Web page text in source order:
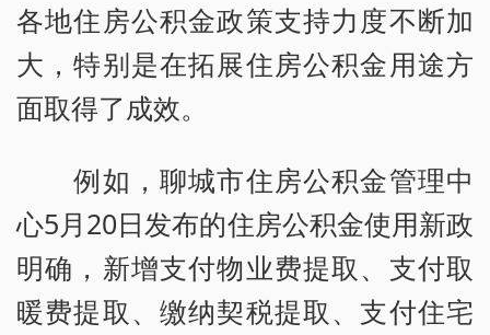
各地住房公积金政策支持力度不断加
大，特别是在拓展住房公积金用途方
面取得了成效。
例如，聊城市住房公积金管理中
心5月20日发布的住房公积金使用新政
明确，新增支付物业费提取、支付取
暖费提取、缴纳契税提取、支付住宅